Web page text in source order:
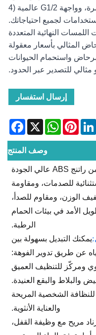
ومشغل قابل للقفل للمياه المستمرة، وواجهة G1/2 عالمية (4
لجميع احتياجاتك.
النهائية المتعددة
المثالي بأسعار معقولة
واستحمام الحيوانات
مثالي للتصدير عبر الحدود.
إرسال استفسار
X
WhatsAppPinterestLinkedIn
وصف المنتج
مصنوع من راتنج ABS عالي الجودة
للصدمات، ومقاومة
الوزن، ومقاوم للصدأ،
الأمد في بيئات الحمام
الرطبة.
يمكنك التبديل بسهولة بين
عن طريق تدوير الفوهة:
ومركّز للتنظيف العميق
والبلاط والبقع العنيدة.
الشخصية المريحة
والعناية الأنثوية.
مريح مع وظيفة القفل،